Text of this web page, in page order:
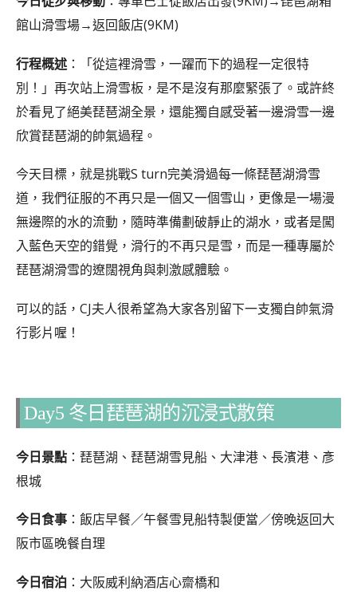
館山滑雪場→返回飯店(9KM)
行程概述 ：「從這裡滑雪，一躍而下的過程一定很特
別！」再次站上滑雪板，是不是沒有那麼緊張了。或許終
於看見了絕美琵琶湖全景，還能獨自感受著一邊滑雪一邊
欣賞琵琶湖的帥氣過程。
今天目標，就是挑戰S turn完美滑過每一條琵琶湖滑雪
道，我們征服的不再只是一個又一個雪山，更像是一場漫
無邊際的水的流動，隨時準備劃破靜止的湖水，或者是闖
入藍色天空的錯覺，滑行的不再只是雪，而是一種專屬於
琵琶湖滑雪的遼闊視角與刺激感體驗。
可以的話，CJ夫人很希望為大家各別留下一支獨自帥氣滑
行影片喔！
Day5 冬日琵琶湖的沉浸式散策
今日景點 ：琵琶湖、琵琶湖雪見船、大津港、長濱港、彥
根城
今日食事 ：飯店早餐／午餐雪見船特製便當／傍晚返回大
阪市區晚餐自理
今日宿泊 ：大阪威利納酒店心齋橋和